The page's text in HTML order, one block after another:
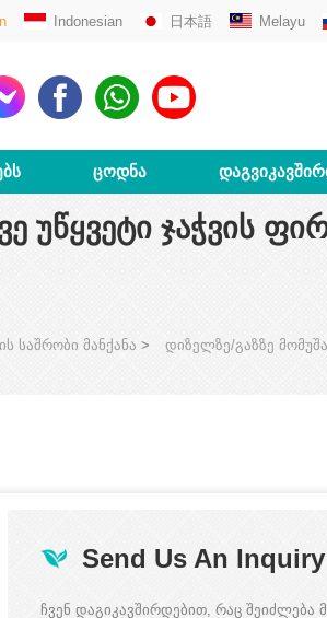
Indonesian 日本語 Melayu
ᲪᲝᲓᲜᲐ
ᲣᲬᲧᲕᲔᲢᲘ ᲯᲐᲭᲕᲘᲡ
საშრობი მანქანა >
დიზელზე/გაზზე
Send Us An Inquiry
ჩვენ დაგიკავშირდებით, რაც შეიძლება